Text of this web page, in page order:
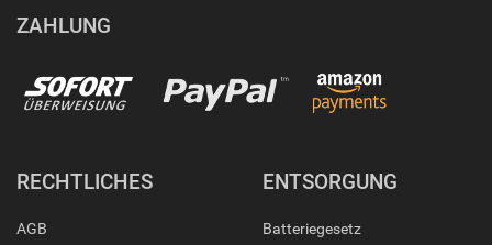
ZAHLUNG
RECHTLICHES
AGB
ENTSORGUNG
Batteriegesetz